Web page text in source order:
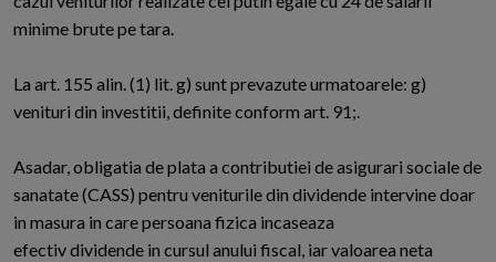
minime brute pe tara.
La art. 155 alin. (1) lit. g) sunt prevazute urmatoarele: g)
venituri din investitii, definite conform art. 91;.
Asadar, obligatia de plata a contributiei de asigurari sociale de
sanatate (CASS) pentru veniturile din dividende intervine doar
in masura in care persoana fizica incaseaza
efectiv dividende in cursul anului fiscal, iar valoarea neta